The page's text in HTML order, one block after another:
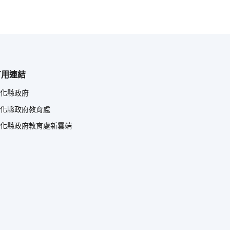
連結
縣政府
縣政府教育處
縣政府教育處新雲端